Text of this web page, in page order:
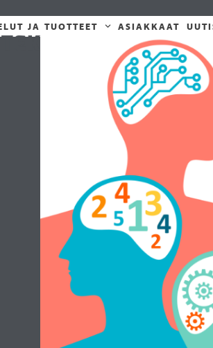
JA TUOTTEET ASIAKKAAT